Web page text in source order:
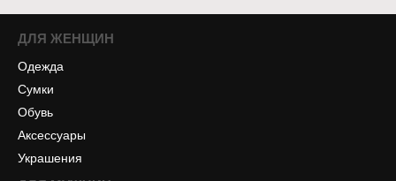
ДЛЯ ЖЕНЩИН
Одежда
Сумки
Обувь
Аксессуары
Украшения